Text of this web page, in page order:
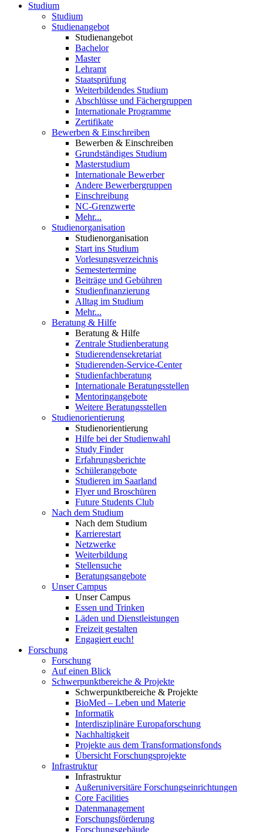
Studium
Studium
Studienangebot
Studienangebot
Bachelor
Master
Lehramt
Staatsprüfung
Weiterbildendes Studium
Abschlüsse und Fächergruppen
Internationale Programme
Zertifikate
Bewerben & Einschreiben
Bewerben & Einschreiben
Grundständiges Studium
Masterstudium
Internationale Bewerber
Andere Bewerbergruppen
Einschreibung
NC-Grenzwerte
Mehr...
Studienorganisation
Studienorganisation
Start ins Studium
Vorlesungsverzeichnis
Semestertermine
Beiträge und Gebühren
Studienfinanzierung
Alltag im Studium
Mehr...
Beratung & Hilfe
Beratung & Hilfe
Zentrale Studienberatung
Studierendensekretariat
Studierenden-Service-Center
Studienfachberatung
Internationale Beratungsstellen
Mentoringangebote
Weitere Beratungsstellen
Studienorientierung
Studienorientierung
Hilfe bei der Studienwahl
Study Finder
Erfahrungsberichte
Schülerangebote
Studieren im Saarland
Flyer und Broschüren
Future Students Club
Nach dem Studium
Nach dem Studium
Karrierestart
Netzwerke
Weiterbildung
Stellensuche
Beratungsangebote
Unser Campus
Unser Campus
Essen und Trinken
Läden und Dienstleistungen
Freizeit gestalten
Engagiert euch!
Forschung
Forschung
Auf einen Blick
Schwerpunktbereiche & Projekte
Schwerpunktbereiche & Projekte
BioMed – Leben und Materie
Informatik
Interdisziplinäre Europaforschung
Nachhaltigkeit
Projekte aus dem Transformationsfonds
Übersicht Forschungsprojekte
Infrastruktur
Infrastruktur
Außeruniversitäre Forschungseinrichtungen
Core Facilities
Datenmanagement
Forschungsförderung
Forschungsgebäude